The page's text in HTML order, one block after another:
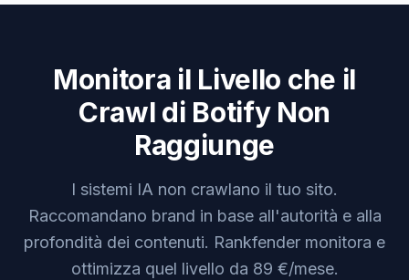
Monitora il Livello che il
Crawl di Botify Non
Raggiunge
I sistemi IA non crawlano il tuo sito.
Raccomandano brand in base all'autorità e alla
profondità dei contenuti. Rankfender monitora e
ottimizza quel livello da 89 €/mese.